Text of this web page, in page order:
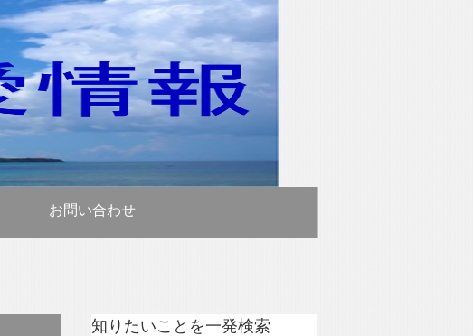
お問い合わせ
知りたいことを一発検索